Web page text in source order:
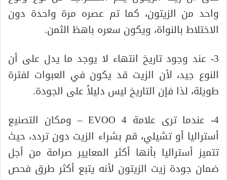
واحد من الزيتون، كما تم عصره مرة واحدة دون
الاختلاط بالنواة، ويكون سعره باهظ الثمن.
3- عند وجود تاريخ انتهاء لا يوجد ما يدل على أن
النوع جيد، لأن الزيت قد يكون في العبوات لفترة
طويلة، لذا فإن التاريخ ليس دليلاً على الجودة.
4- عندما ترى علامة EVOO 4 – ومكان التصنيع
أستراليا أو تشيلي، قم بشراء الزيت دون تردد، حيث
تتميز أستراليا بأنها أكثر المعايير صرامة من أجل
ضمان جودة زيت الزيتون لأنه يتبع أكثر طرق فحص